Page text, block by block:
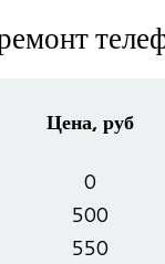
Цена, руб
0
500
550